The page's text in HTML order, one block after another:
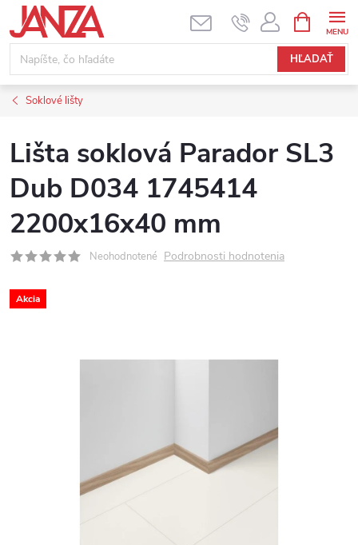
Prejsť na obsah
HĽADAŤ
Soklové lišty
Lišta soklová Parador SL3
Dub D034 1745414
2200x16x40 mm
Neohodnotené Podrobnosti hodnotenia
Akcia